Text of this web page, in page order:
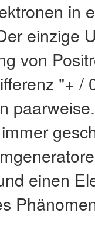
in
einzige
von
"+ /
einen